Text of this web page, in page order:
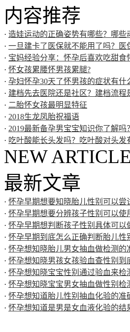
内容推荐
· 造娃运动的正确姿势有哪些？哪些
· 一旦建卡了医保就不能用了吗？医
· 宝妈经验分享：怀孕后喜欢吃甜食
· 怀女孩累腰怀男孩累腿?
· 孕妇怀孕30天了怀男孩的症状有什
· 建档先去医院还是社区？建档流程
· 二胎怀女孩最明显特征
· 2018生龙凤胎祝福语
· 2019最新备孕男宝宝知识你了解吗？
· 吃叶酸能长头发吗？吃叶酸对头发
NEW
最新文章
· 怀孕早期想要知晓胎儿性别可以尝
· 怀孕早期想要分辨孩子性别可以使
· 怀孕早期想判断孩子性别具体可以
· 怀孕早期到底怎么正确判断胎儿性
· 怀孕想知晓胎儿男女抽血做检测的
· 怀孕想知晓男孩女孩验血查性别到
· 怀孕想知晓宝宝性别通过验血来检
· 怀孕想知晓宝宝男女抽血做性别检
· 怀孕想知道胎儿性别抽血化验的准
· 怀孕想知道是男是女血液化验的结